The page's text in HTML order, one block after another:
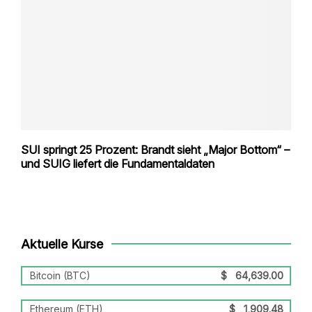
SUI springt 25 Prozent: Brandt sieht „Major Bottom“ –
und SUIG liefert die Fundamentaldaten
Aktuelle Kurse
Bitcoin (BTC) $ 64,639.00
Ethereum (ETH) $ 1,909.48